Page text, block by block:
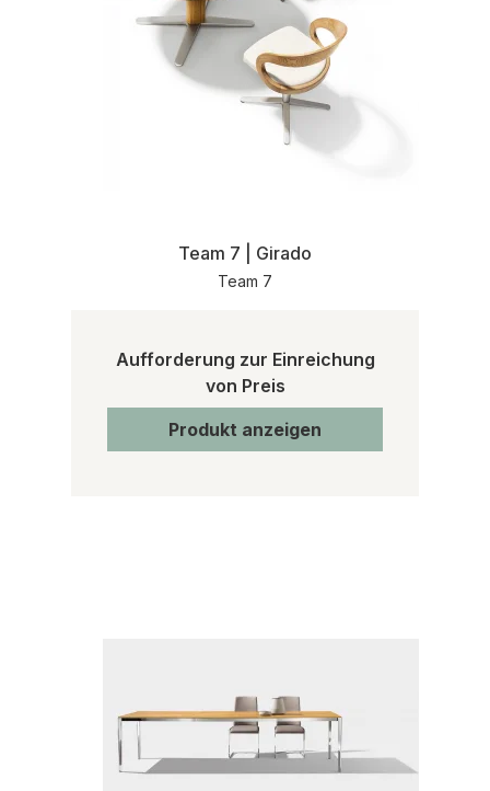
Team 7 | Girado
Team 7
Aufforderung zur Einreichung
von Preis
Produkt anzeigen